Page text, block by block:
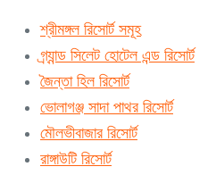
শ্রীমঙ্গল রিসোর্ট সমূহ
গ্র্যান্ড সিলেট হোটেল এন্ড রিসোর্ট
জৈন্তা হিল রিসোর্ট
ভোলাগঞ্জ সাদা পাথর রিসোর্ট
মৌলভীবাজার রিসোর্ট
রাঙ্গাউটি রিসোর্ট